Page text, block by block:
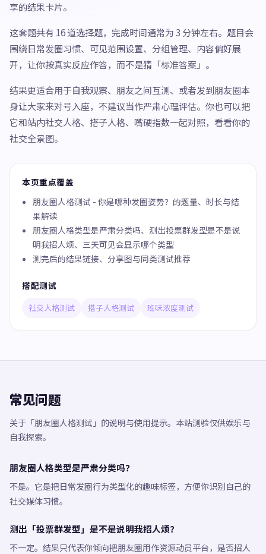
享的结果卡片。
这套题共有 16 道选择题，完成时间通常为 3 分钟左右。题目会
围绕日常发圈习惯、可见范围设置、分组管理、内容偏好展
开，让你按真实反应作答，而不是猜「标准答案」。
结果更适合用于自我观察、朋友之间互测、或者发到朋友圈本
身让大家来对号入座，不建议当作严肃心理评估。你也可以把
它和站内社交人格、搭子人格、嘴硬指数一起对照，看看你的
社交全景图。
本页重点覆盖
朋友圈人格测试 - 你是哪种发圈姿势？的题量、时长与结
果解读
朋友圈人格类型是严肃分类吗、测出投票群发型是不是说
明我招人烦、三天可见会显示哪个类型
测完后的结果链接、分享图与同类测试推荐
搭配测试
社交人格测试 搭子人格测试 班味浓度测试
常见问题
关于「朋友圈人格测试」的说明与使用提示。本站测验仅供娱乐与
自我探索。
朋友圈人格类型是严肃分类吗？
不是。它是把日常发圈行为类型化的趣味标签，方便你识别自己的
社交媒体习惯。
测出「投票群发型」是不是说明我招人烦？
不一定。结果只代表你倾向把朋友圈用作资源动员平台，是否招人